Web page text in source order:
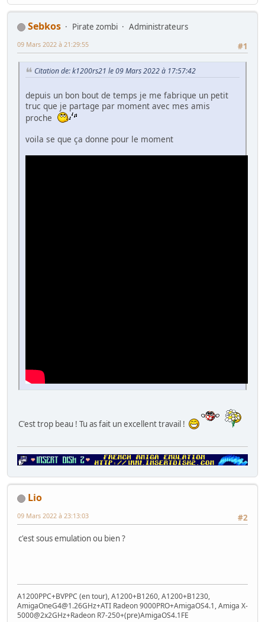
Sebkos Pirate zombi
Administrateurs
#1
09 Mars 2022 à 21:29:55
Citation de: k1200rs21 le 09 Mars 2022 à 17:57:42
depuis un bon bout de temps je me fabrique un petit
truc que je partage par moment avec mes amis
proche
voila se que ça donne pour le moment
C'est trop beau ! Tu as fait un excellent travail !
Lio
#2
09 Mars 2022 à 23:13:03
c'est sous emulation ou bien ?
A1200PPC+BVPPC (en tour), A1200+B1260, A1200+B1230,
AmigaOneG4@1.26GHz+ATI Radeon 9000PRO+AmigaOS4.1, Amiga X-
5000@2x2GHz+Radeon R7-250+(pre)AmigaOS4.1FE